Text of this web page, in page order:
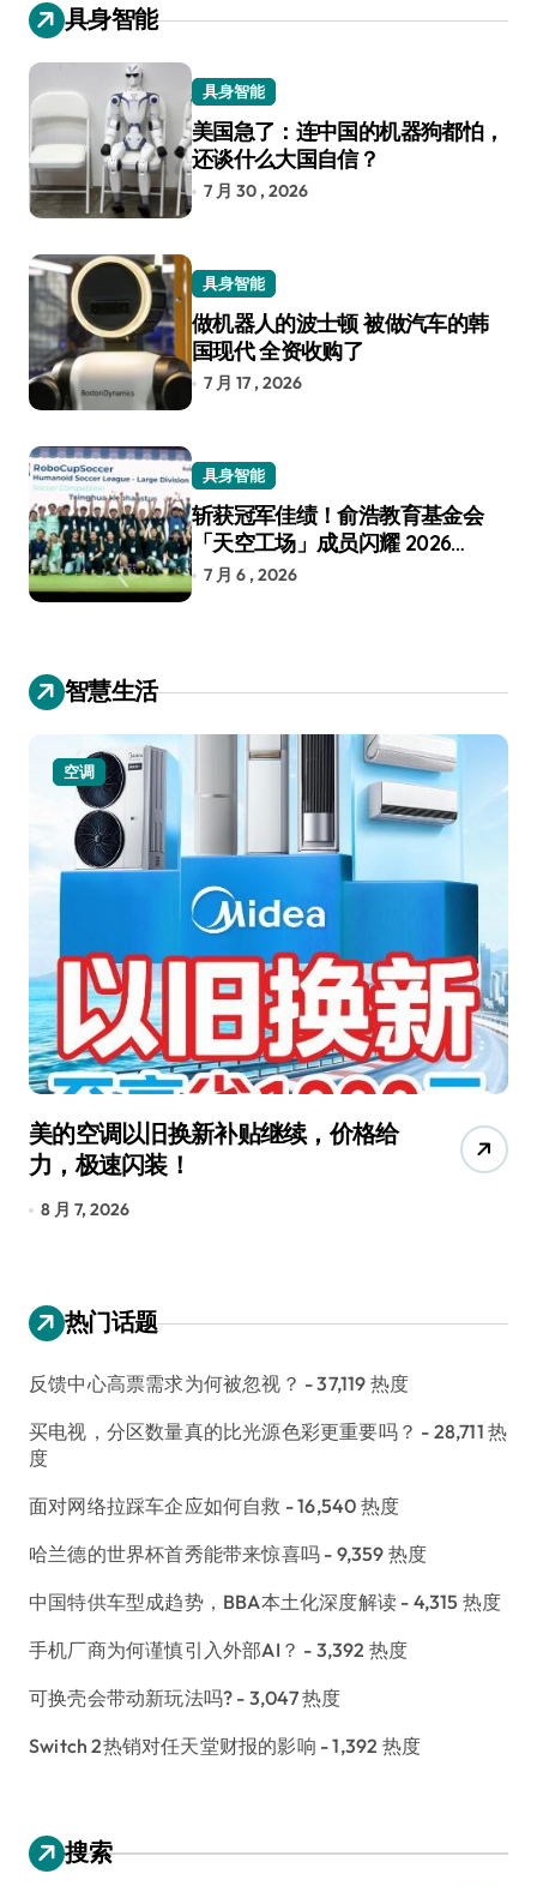
具身智能
具身智能
美国急了：连中国的机器狗都怕，
还谈什么大国自信？
7 月 30 , 2026
具身智能
做机器人的波士顿 被做汽车的韩
国现代 全资收购了
7 月 17 , 2026
具身智能
斩获冠军佳绩！俞浩教育基金会
「天空工场」成员闪耀 2026
RoboCup 机器人世界杯
7 月 6 , 2026
智慧生活
空调
美的空调以旧换新补贴继续，价格给
力，极速闪装！
8 月 7, 2026
热门话题
反馈中心高票需求为何被忽视？ - 37,119 热度
买电视，分区数量真的比光源色彩更重要吗？ - 28,711 热
度
面对网络拉踩车企应如何自救 - 16,540 热度
哈兰德的世界杯首秀能带来惊喜吗 - 9,359 热度
中国特供车型成趋势，BBA本土化深度解读 - 4,315 热度
手机厂商为何谨慎引入外部AI？ - 3,392 热度
可换壳会带动新玩法吗? - 3,047 热度
Switch 2热销对任天堂财报的影响 - 1,392 热度
搜索